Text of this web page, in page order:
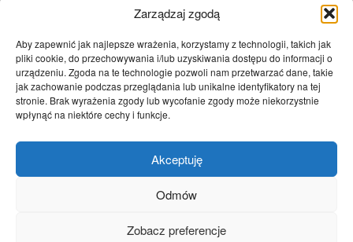
Zarządzaj zgodą
Aby zapewnić jak najlepsze wrażenia, korzystamy z technologii, takich jak
pliki cookie, do przechowywania i/lub uzyskiwania dostępu do informacji o
urządzeniu. Zgoda na te technologie pozwoli nam przetwarzać dane, takie
jak zachowanie podczas przeglądania lub unikalne identyfikatory na tej
stronie. Brak wyrażenia zgody lub wycofanie zgody może niekorzystnie
wpłynąć na niektóre cechy i funkcje.
Akceptuję
Odmów
Zobacz preferencje
Temat dnia
4601
Publicystyka
4363
Polityka
3639
Polska
Społeczeństwo
2823